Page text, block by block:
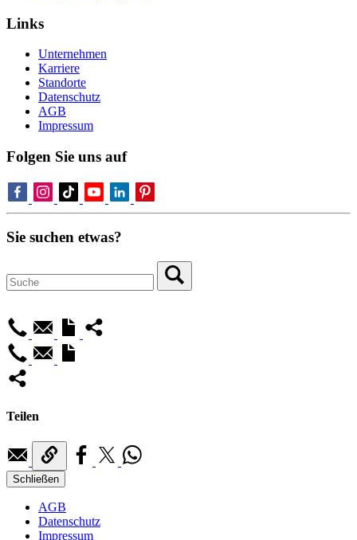
Links
Unternehmen
Karriere
Standorte
Datenschutz
AGB
Impressum
Folgen Sie uns auf
Sie suchen etwas?
Teilen
Schließen
AGB
Datenschutz
Impressum